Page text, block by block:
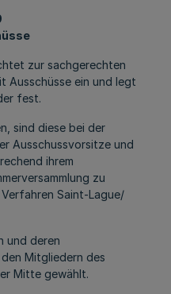
zur sachgerechten
Ausschüsse ein und legt
fest.
sind diese bei der
Ausschussvorsitze und
ihrem
zu
Saint-Lague/
und deren
Mitgliedern des
Mitte gewählt.